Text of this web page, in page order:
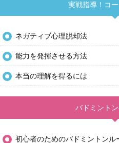
実戦指導！コ
ネガティブ心理脱却法
能力を発揮させる方法
本当の理解を得るには
バドミント
初心者のためのバドミントンル